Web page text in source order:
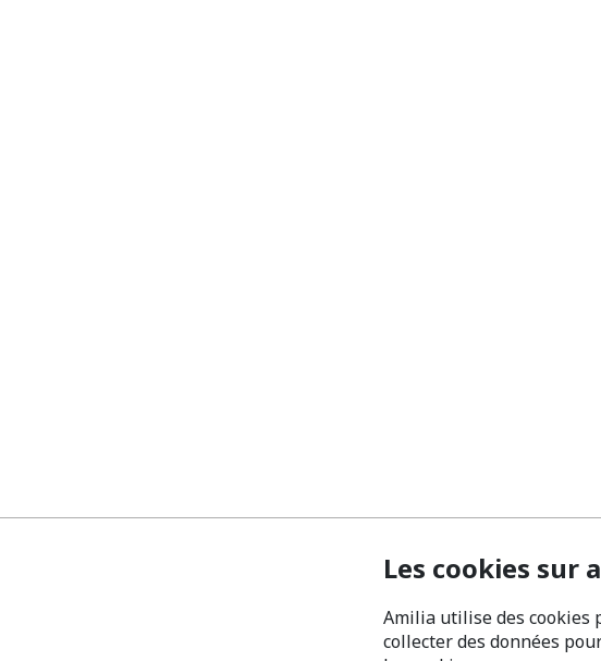
Les cookies sur
Amilia utilise des cookies
collecter des données